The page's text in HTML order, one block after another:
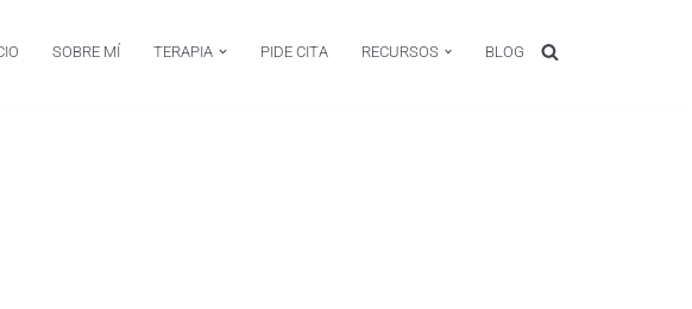
SOBRE MÍ TERAPIA PIDE CITA RECURSOS BLOG